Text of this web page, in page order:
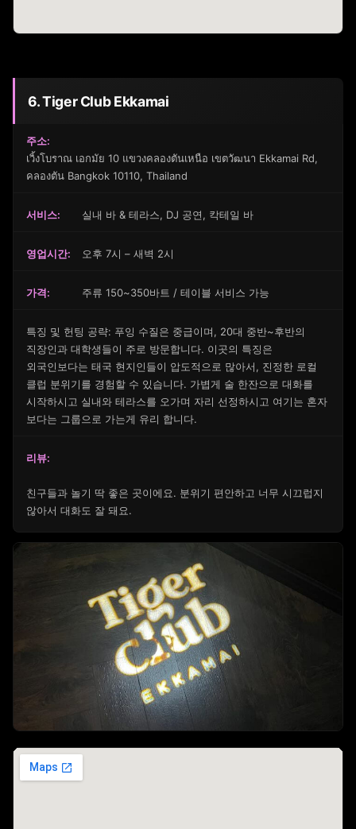
6. Tiger Club Ekkamai
주소:
เวิ้งโบราณ เอกมัย 10 แขวงคลองตันเหนือ เขตวัฒนา Ekkamai Rd,
คลองตัน Bangkok 10110, Thailand
서비스: 실내 바 & 테라스, DJ 공연, 칵테일 바
영업시간: 오후 7시 – 새벽 2시
가격: 주류 150~350바트 / 테이블 서비스 가능
특징 및 헌팅 공략: 푸잉 수질은 중급이며, 20대 중반~후반의
직장인과 대학생들이 주로 방문합니다. 이곳의 특징은
외국인보다는 태국 현지인들이 압도적으로 많아서, 진정한 로컬
클럽 분위기를 경험할 수 있습니다. 가볍게 술 한잔으로 대화를
시작하시고 실내와 테라스를 오가며 자리 선정하시고 여기는 혼자
보다는 그룹으로 가는게 유리 합니다.
리뷰:
친구들과 놀기 딱 좋은 곳이에요. 분위기 편안하고 너무 시끄럽지
않아서 대화도 잘 돼요.